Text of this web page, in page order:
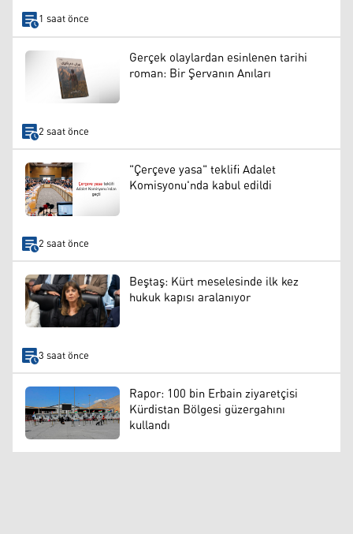
1 saat önce
Gerçek olaylardan esinlenen tarihi
roman: Bir Şervanın Anıları
2 saat önce
"Çerçeve yasa" teklifi Adalet
Komisyonu'nda kabul edildi
2 saat önce
Beştaş: Kürt meselesinde ilk kez
hukuk kapısı aralanıyor
3 saat önce
Rapor: 100 bin Erbain ziyaretçisi
Kürdistan Bölgesi güzergahını
kullandı